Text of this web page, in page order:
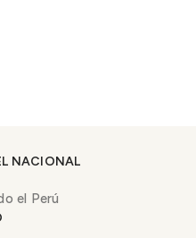
NACIONAL
el Perú